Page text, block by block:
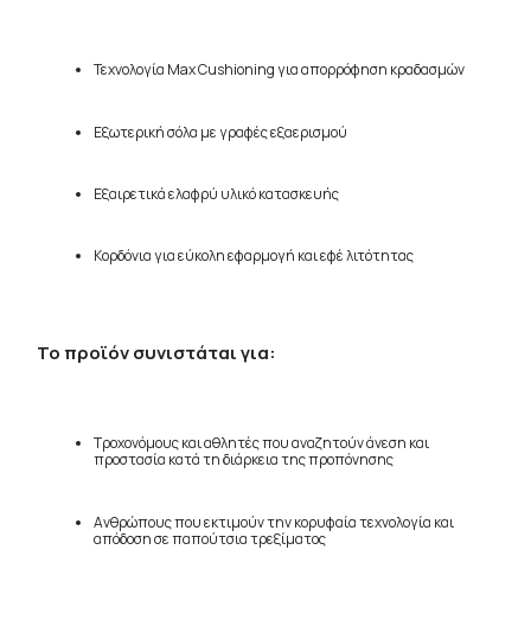
Τεχνολογία Max Cushioning για απορρόφηση κραδασμών
Εξωτερική σόλα με γραφές εξαερισμού
Εξαιρετικά ελαφρύ υλικό κατασκευής
Κορδόνια για εύκολη εφαρμογή και εφέ λιτότητας
Το προϊόν συνιστάται για:
Τροχονόμους και αθλητές που αναζητούν άνεση και
προστασία κατά τη διάρκεια της προπόνησης
Ανθρώπους που εκτιμούν την κορυφαία τεχνολογία και
απόδοση σε παπούτσια τρεξίματος